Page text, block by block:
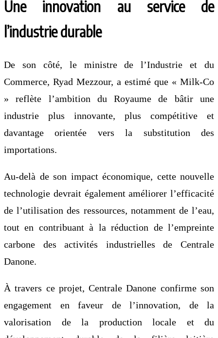
Une innovation au service de
l’industrie durable
De son côté, le ministre de l’Industrie et du
Commerce, Ryad Mezzour, a estimé que « Milk-Co
» reflète l’ambition du Royaume de bâtir une
industrie plus innovante, plus compétitive et
davantage orientée vers la substitution des
importations.
Au-delà de son impact économique, cette nouvelle
technologie devrait également améliorer l’efficacité
de l’utilisation des ressources, notamment de l’eau,
tout en contribuant à la réduction de l’empreinte
carbone des activités industrielles de Centrale
Danone.
À travers ce projet, Centrale Danone confirme son
engagement en faveur de l’innovation, de la
valorisation de la production locale et du